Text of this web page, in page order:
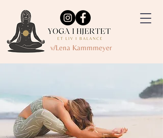
v/Lena Kammmeyer